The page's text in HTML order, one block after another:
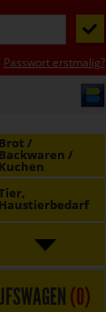
Passwort erstmalig?
Brot /
Backwaren /
Kuchen
Haustierbedarf
(0)